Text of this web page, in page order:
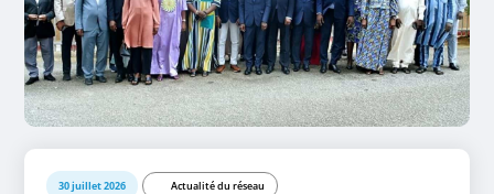
30 juillet 2026 Actualité du réseau